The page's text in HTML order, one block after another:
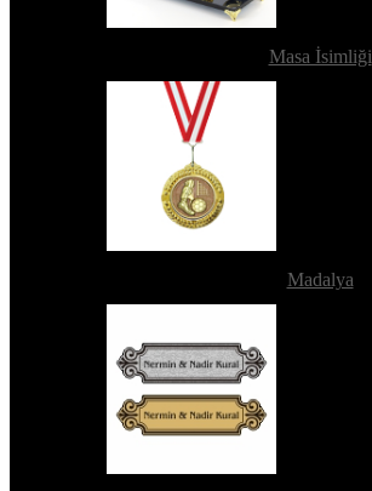
Masa İsimliği
Madalya